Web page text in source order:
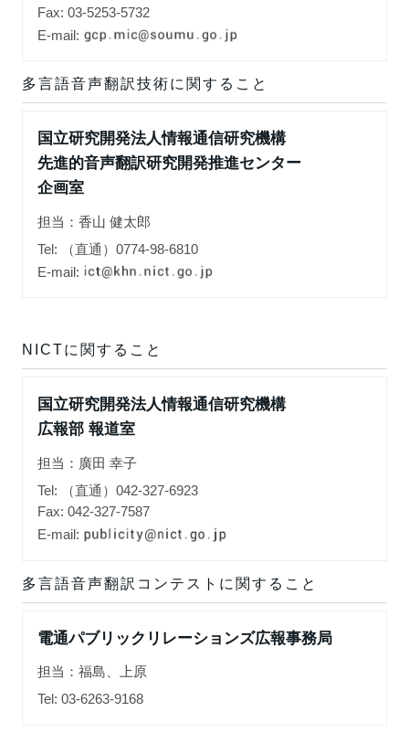
Fax: 03-5253-5732
E-mail:
多言語音声翻訳技術に関すること
国立研究開発法人情報通信研究機構
先進的音声翻訳研究開発推進センター
企画室
担当：香山 健太郎
Tel: （直通）0774-98-6810
E-mail:
NICTに関すること
国立研究開発法人情報通信研究機構
広報部 報道室
担当：廣田 幸子
Tel: （直通）042-327-6923
Fax: 042-327-7587
E-mail:
多言語音声翻訳コンテストに関すること
電通パブリックリレーションズ広報事務局
担当：福島、上原
Tel: 03-6263-9168